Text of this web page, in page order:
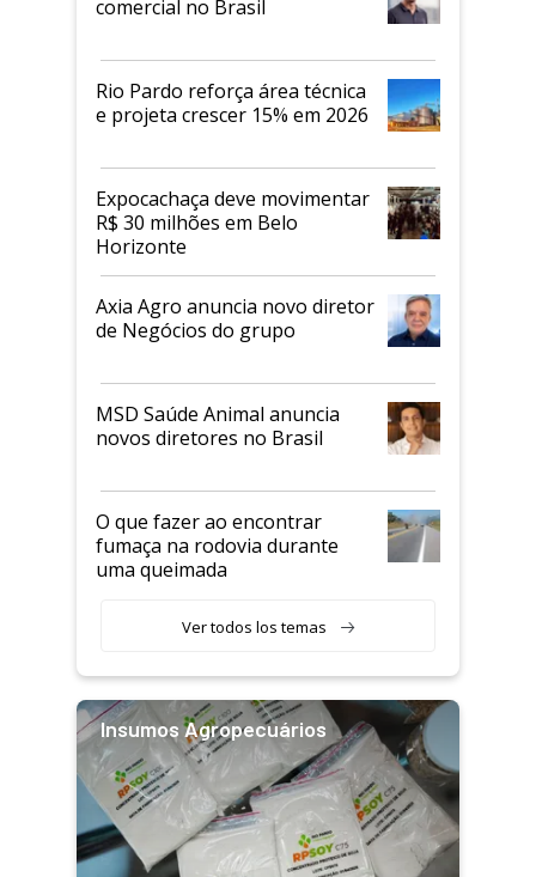
comercial no Brasil
Rio Pardo reforça área técnica
e projeta crescer 15% em 2026
Expocachaça deve movimentar
R$ 30 milhões em Belo
Horizonte
Axia Agro anuncia novo diretor
de Negócios do grupo
MSD Saúde Animal anuncia
novos diretores no Brasil
O que fazer ao encontrar
fumaça na rodovia durante
uma queimada
Ver todos los temas
Insumos Agropecuários